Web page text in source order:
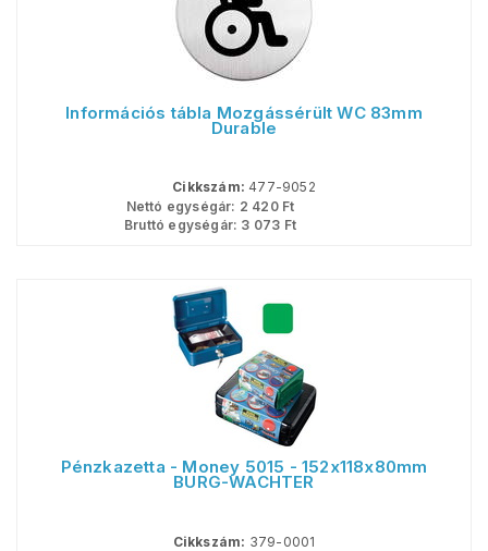
Információs tábla Mozgássérült WC 83mm
Durable
Cikkszám: 477-9052
Nettó egységár: 2 420Ft
Bruttó egységár: 3 073 Ft
Pénzkazetta - Money 5015 - 152x118x80mm
BURG-WACHTER
Cikkszám: 379-0001